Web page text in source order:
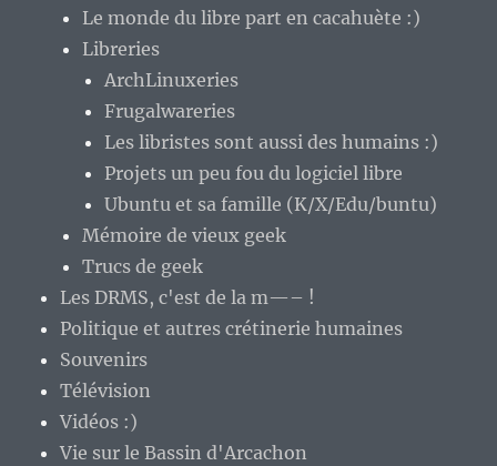
Le monde du libre part en cacahuète :)
Libreries
ArchLinuxeries
Frugalwareries
Les libristes sont aussi des humains :)
Projets un peu fou du logiciel libre
Ubuntu et sa famille (K/X/Edu/buntu)
Mémoire de vieux geek
Trucs de geek
Les DRMS, c'est de la m—– !
Politique et autres crétinerie humaines
Souvenirs
Télévision
Vidéos :)
Vie sur le Bassin d'Arcachon